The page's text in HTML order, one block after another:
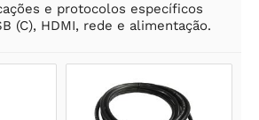
e protocolos específicos
(C), HDMI, rede e alimentação.